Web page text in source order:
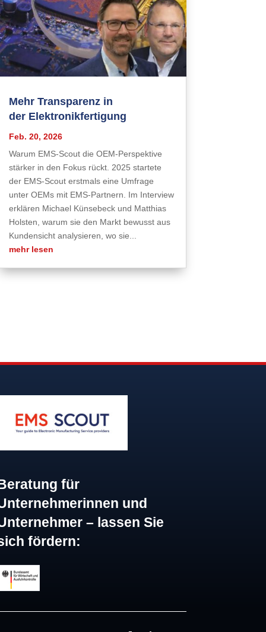
Mehr Transparenz in
der Elektronikfertigung
Feb. 20, 2026
Warum EMS-Scout die OEM-Perspektive
stärker in den Fokus rückt. 2025 startete
der EMS-Scout erstmals eine Umfrage
unter OEMs mit EMS-Partnern. Im Interview
erklären Michael Künsebeck und Matthias
Holsten, warum sie den Markt bewusst aus
Kundensicht analysieren, wo sie...
mehr lesen
für
und
– lassen Sie
fördern: